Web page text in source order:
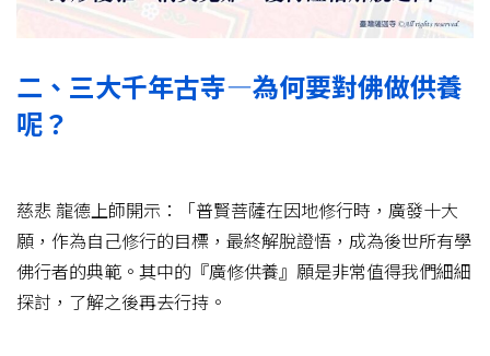
二、三大千年古寺—為何要對佛做供養
呢？
慈悲 龍德上師開示：「普賢菩薩在因地修行時，廣發十大
願，作為自己修行的目標，最終解脫證悟，成為後世所有學
佛行者的典範。其中的『廣修供養』願是非常值得我們細細
探討，了解之後再去行持。